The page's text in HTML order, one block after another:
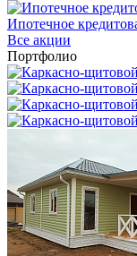
Ипотечное
Все акции
Портфолио